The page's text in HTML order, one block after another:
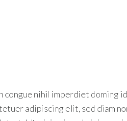
nihil imperdiet doming
adipiscing elit, sed diam